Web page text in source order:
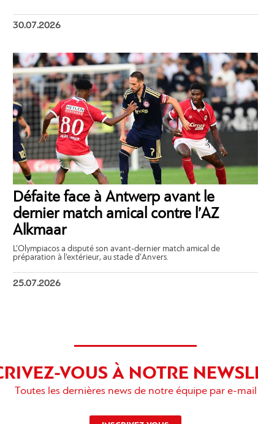
30.07.2026
Défaite face à Antwerp avant le
dernier match amical contre l’AZ
Alkmaar
L’Olympiacos a disputé son avant-dernier match amical de
préparation à l’extérieur, au stade d’Anvers.
25.07.2026
VOUS À NOTRE
Toutes les dernières news de notre équipe par e-mail